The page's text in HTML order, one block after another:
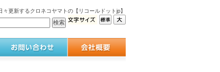
更新するクロネコヤマトの【リコールドットjp】